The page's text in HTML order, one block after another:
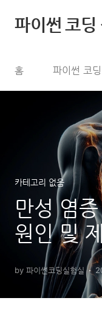
파이썬 코딩
홈 파이썬 코
카테고리 없음
만성 염
원인 및
by 파이썬코딩실험실